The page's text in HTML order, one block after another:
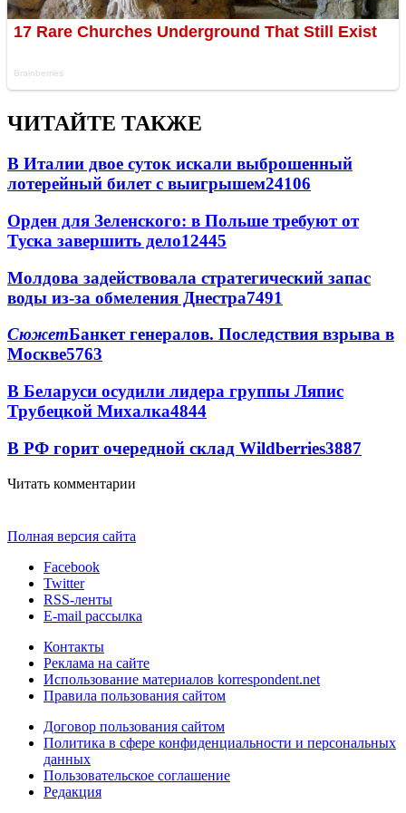
ЧИТАЙТЕ ТАКЖЕ
В Италии двое суток искали выброшенный
лотерейный билет с выигрышем24106
Орден для Зеленского: в Польше требуют от
Туска завершить дело12445
Молдова задействовала стратегический запас
воды из-за обмеления Днестра7491
СюжетБанкет генералов. Последствия взрыва в
Москве5763
В Беларуси осудили лидера группы Ляпис
Трубецкой Михалка4844
В РФ горит очередной склад Wildberries3887
Читать комментарии
Полная версия сайта
Facebook
Twitter
RSS-ленты
E-mail рассылка
Контакты
Реклама на сайте
Использование материалов korrespondent.net
Правила пользования сайтом
Договор пользования сайтом
Политика в сфере конфиденциальности и персональных
данных
Пользовательское соглашение
Редакция